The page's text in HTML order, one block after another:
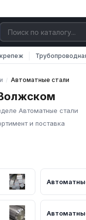
/ Автоматные стали
Автоматные стали
и поставка
стали в России.
имеют сертификаты
ТУ